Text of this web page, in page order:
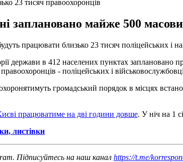
23 тисяч правоохоронців
заплановано майже 500
працювати близько 23 тисяч поліцейських і
держави в 412 населених пунктах заплановано
- поліцейських і
громадський порядок в місцях
працюватиме на дві години довше. У ніч на 1
листівки
Підписуйтесь на наш канал https://t.me/